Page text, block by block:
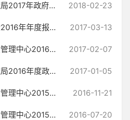
天门市房地产管理局2017年政府信息公开工作年度报告 2018-02-23
天门市住房公积金2016年年度报告 2017-03-13
天门市住房公积金管理中心2016年信息公开工作年度报告 2017-02-07
天门市房地产管理局2016年度政府信息公开工作年度报告 2017-01-05
天门市住房公积金管理中心2015年度政府信息公开工作年度报告 2016-11-21
天门市住房公积金管理中心2015年年度报告 2016-07-20